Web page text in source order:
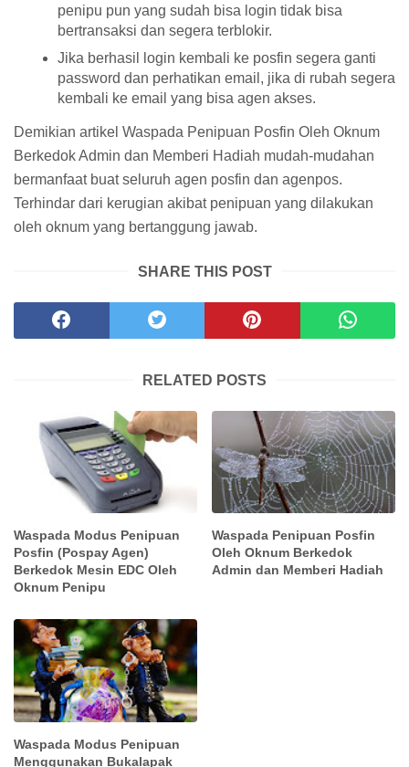
penipu pun yang sudah bisa login tidak bisa
bertransaksi dan segera terblokir.
Jika berhasil login kembali ke posfin segera ganti
password dan perhatikan email, jika di rubah segera
kembali ke email yang bisa agen akses.
Demikian artikel Waspada Penipuan Posfin Oleh Oknum
Berkedok Admin dan Memberi Hadiah mudah-mudahan
bermanfaat buat seluruh agen posfin dan agenpos.
Terhindar dari kerugian akibat penipuan yang dilakukan
oleh oknum yang bertanggung jawab.
SHARE THIS POST
RELATED POSTS
Waspada Modus Penipuan
Posfin (Pospay Agen)
Berkedok Mesin EDC Oleh
Oknum Penipu
Waspada Penipuan Posfin
Oleh Oknum Berkedok
Admin dan Memberi Hadiah
Waspada Modus Penipuan
Menggunakan Bukalapak